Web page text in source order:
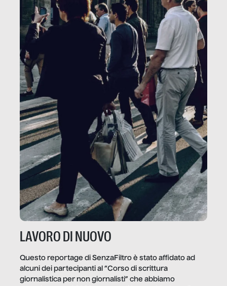
LAVORO DI NUOVO
Questo reportage di SenzaFiltro è stato affidato ad
alcuni dei partecipanti al “Corso di scrittura
giornalistica per non giornalisti” che abbiamo